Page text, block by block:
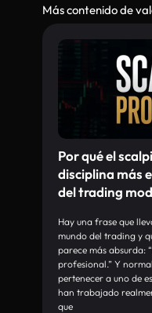
Más contenido de
Por qué el
disciplina más
del trading
Hay una frase que
mundo del trading y
parece más absurda:
profesional.” Y
pertenecer a uno de
han trabajado
que